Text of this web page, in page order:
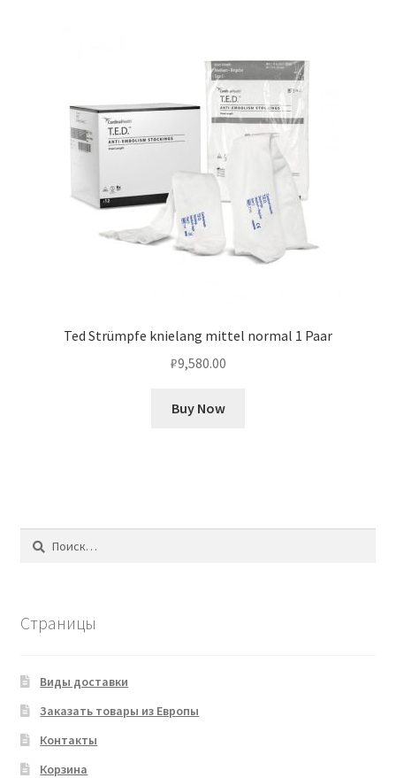
Ted Strümpfe knielang mittel normal 1 Paar
₽9,580.00
Buy Now
Найти:
Страницы
Виды доставки
Заказать товары из Европы
Контакты
Корзина